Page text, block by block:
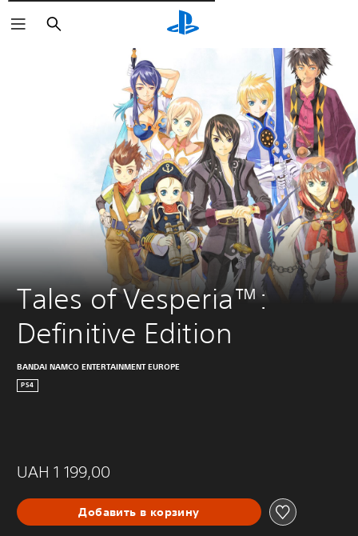
Поиск
Tales of Vesperia™:
Definitive Edition
BANDAI NAMCO ENTERTAINMENT EUROPE
PS4
UAH 1 199,00
Добавить в корзину